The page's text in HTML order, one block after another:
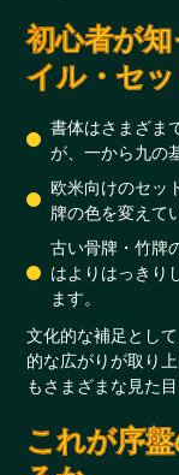
初心者が
イル・セ
書体はさまざま
が、一から九の
欧米向けのセッ
牌の色を変えて
古い骨牌・竹牌
はよりはっきり
ます。
文化的な補足として
的な広がりが取り
もさまざまな見た
これが序